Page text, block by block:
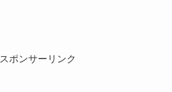
スポンサーリンク